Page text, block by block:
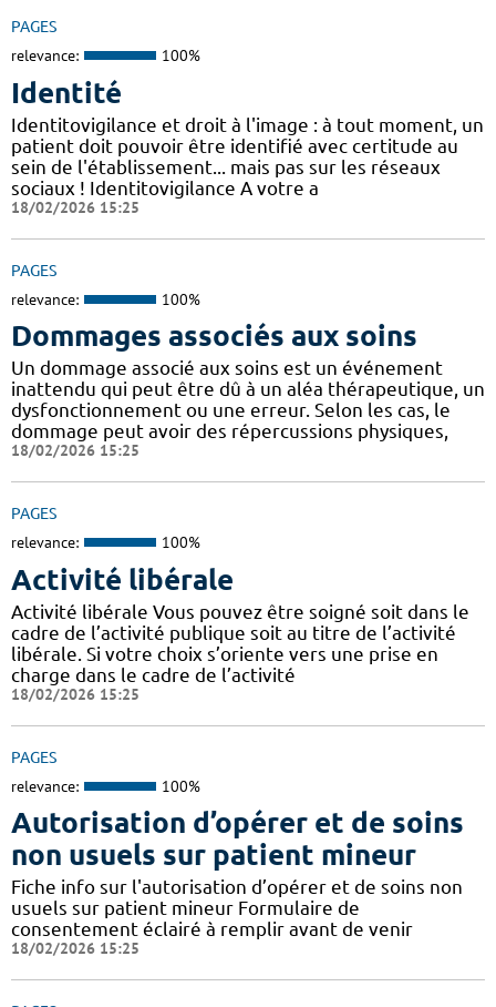
PAGES
relevance: 100%
Identité
Identitovigilance et droit à l'image : à tout moment, un
patient doit pouvoir être identifié avec certitude au
sein de l'établissement... mais pas sur les réseaux
sociaux ! Identitovigilance A votre a
18/02/2026 15:25
PAGES
relevance: 100%
Dommages associés aux soins
Un dommage associé aux soins est un événement
inattendu qui peut être dû à un aléa thérapeutique, un
dysfonctionnement ou une erreur. Selon les cas, le
dommage peut avoir des répercussions physiques,
18/02/2026 15:25
PAGES
relevance: 100%
Activité libérale
Activité libérale Vous pouvez être soigné soit dans le
cadre de l’activité publique soit au titre de l’activité
libérale. Si votre choix s’oriente vers une prise en
charge dans le cadre de l’activité
18/02/2026 15:25
PAGES
relevance: 100%
Autorisation d’opérer et de soins
non usuels sur patient mineur
Fiche info sur l'autorisation d’opérer et de soins non
usuels sur patient mineur Formulaire de
consentement éclairé à remplir avant de venir
18/02/2026 15:25